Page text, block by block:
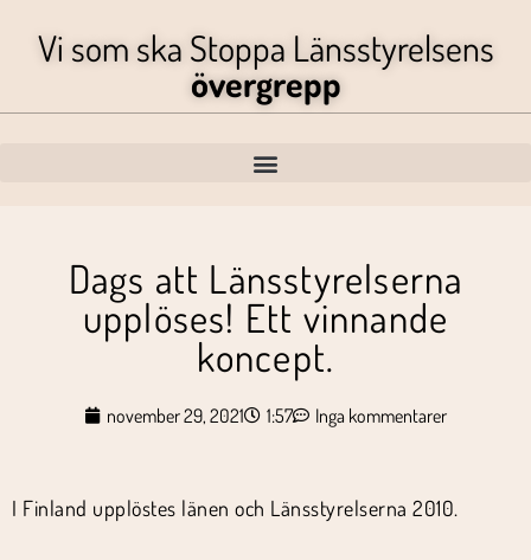
Vi som ska Stoppa Länsstyrelsens
övergrepp
Dags att Länsstyrelserna
upplöses! Ett vinnande
koncept.
november 29, 2021 1:57 Inga kommentarer
I Finland upplöstes länen och Länsstyrelserna 2010.